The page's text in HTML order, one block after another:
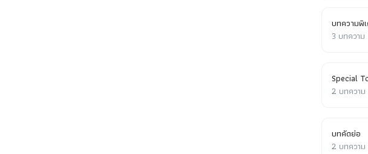
บทความพิ
3 บทความ
Special
2 บทความ
บทคัดย่อ
2 บทความ